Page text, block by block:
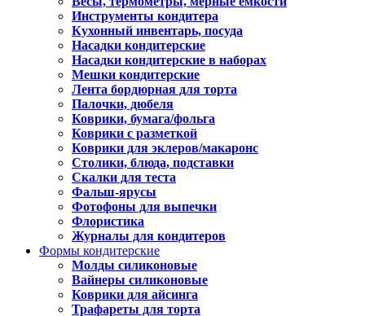
Инструменты кондитера
Кухонный инвентарь, посуда
Насадки кондитерские
Насадки кондитерские в наборах
Мешки кондитерские
Лента бордюрная для торта
Палочки, дюбеля
Коврики, бумага/фольга
Коврики с разметкой
Коврики для эклеров/макаронс
Столики, блюда, подставки
Скалки для теста
Фальш-ярусы
Фотофоны для выпечки
Флористика
Журналы для кондитеров
Формы кондитерские
Молды силиконовые
Вайнеры силиконовые
Коврики для айсинга
Трафареты для торта